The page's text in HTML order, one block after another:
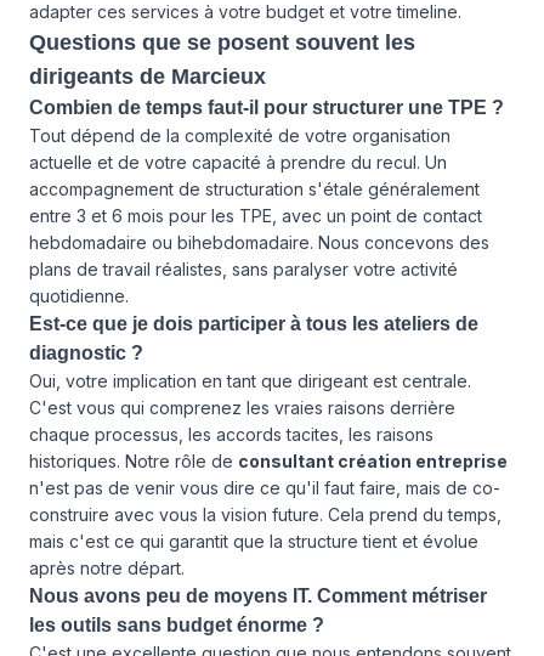
adapter ces services à votre budget et votre timeline.
Questions que se posent souvent les
dirigeants de Marcieux
Combien de temps faut-il pour structurer une TPE ?
Tout dépend de la complexité de votre organisation
actuelle et de votre capacité à prendre du recul. Un
accompagnement de structuration s'étale généralement
entre 3 et 6 mois pour les TPE, avec un point de contact
hebdomadaire ou bihebdomadaire. Nous concevons des
plans de travail réalistes, sans paralyser votre activité
quotidienne.
Est-ce que je dois participer à tous les ateliers de
diagnostic ?
Oui, votre implication en tant que dirigeant est centrale.
C'est vous qui comprenez les vraies raisons derrière
chaque processus, les accords tacites, les raisons
historiques. Notre rôle de consultant création entreprise
n'est pas de venir vous dire ce qu'il faut faire, mais de co-
construire avec vous la vision future. Cela prend du temps,
mais c'est ce qui garantit que la structure tient et évolue
après notre départ.
Nous avons peu de moyens IT. Comment métriser
les outils sans budget énorme ?